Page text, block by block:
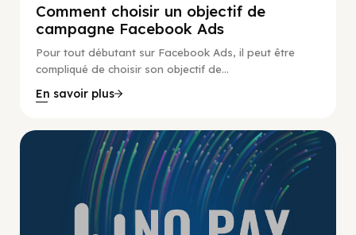
Comment choisir un objectif de
campagne Facebook Ads
Pour tout débutant sur Facebook Ads, il peut être
compliqué de choisir son objectif de...
En savoir plus
No Pay No Play